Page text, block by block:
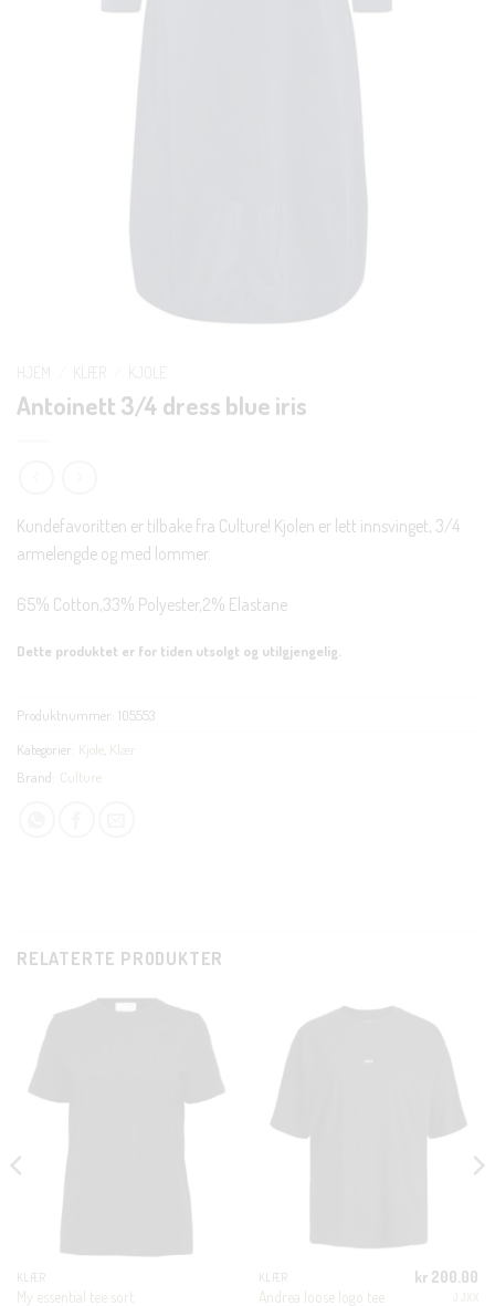
Antoinett 3/4 dress blue iris
Kundefavoritten er tilbake fra Culture! Kjolen er lett innsvinget, 3/4
armelengde og med lommer.
65% Cotton,33% Polyester,2% Elastane
Dette produktet er for tiden utsolgt og utilgjengelig.
Produktnummer: 105553
Kategorier: Kjole Klær
Brand: Culture
RELATERTE PRODUKTER
KLÆR
My essential tee sort
KLÆR
Andrea loose logo tee
kr 200.00
KUNDEKLUBB
En liten velkomstgave til deg! ❤️
rabatt på din første handel og eksklusive fordeler rett i lomma.